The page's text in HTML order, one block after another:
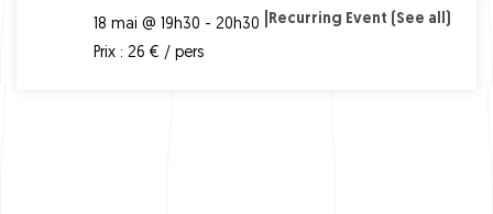
18 mai @ 19h30 - 20h30 Recurring Event (See all)
Prix : 26 € / pers